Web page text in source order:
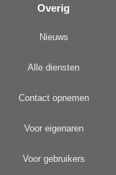
Overig
Nieuws
Alle diensten
Contact opnemen
Voor eigenaren
Voor gebruikers